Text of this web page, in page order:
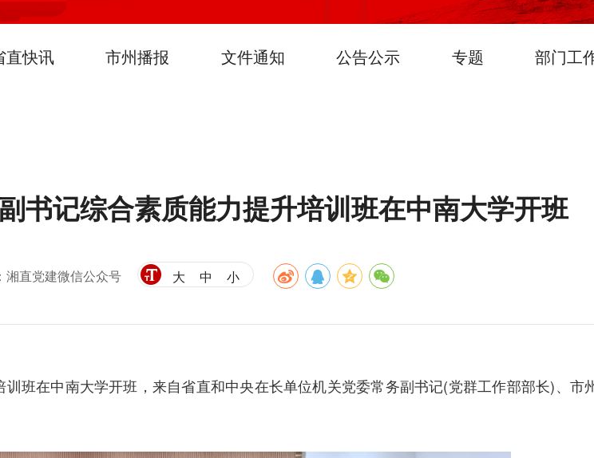
直快讯 市州播报 文件通知 公告公示 专题 部门工
书记综合素质能力提升培训班在中南大学开班
湘直党建微信公众号 大 中 小
班在中南大学开班，来自省直和中央在长单位机关党委常务副书记(党群工作部部长)、市